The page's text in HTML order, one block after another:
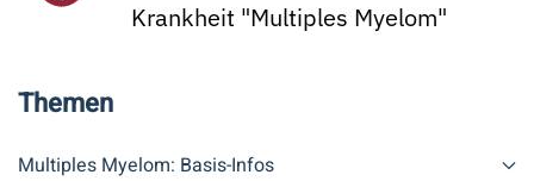
Krankheit "Multiples Myelom"
Themen
Multiples Myelom: Basis-Infos